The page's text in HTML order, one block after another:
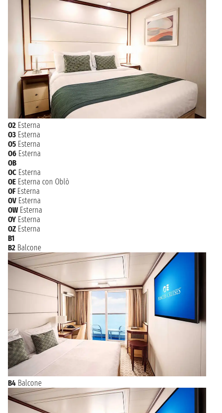
martedì 14 marzo 2028
BERGEN
07:00 - 15:00
STAVANGER
giovedì 16 marzo 2028 NAVIGAZIONE
venerdì 17 marzo 2028
07:00
SOUTHAMPTON
O2 Esterna
O3 Esterna
O5 Esterna
O6 Esterna
OB
OC Esterna
OE Esterna con Oblò
OF Esterna
OV Esterna
OW Esterna
OY Esterna
OZ Esterna
B1
B2 Balcone
B4 Balcone